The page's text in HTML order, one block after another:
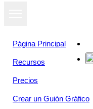
Página Principal
Recursos
Precios
Crear un Guión Gráfico
Ver como
presentación